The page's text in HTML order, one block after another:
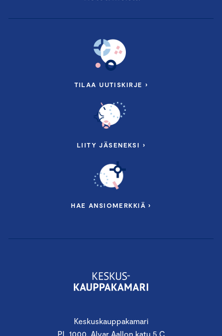
Keskuskauppakamari
PL 1000, Alvar Aallon katu 5 C
TILAA UUTISKIRJE ›
LIITY JÄSENEKSI ›
HAE ANSIOMERKKIÄ ›